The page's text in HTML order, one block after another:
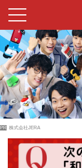
PR 株式会社JERA